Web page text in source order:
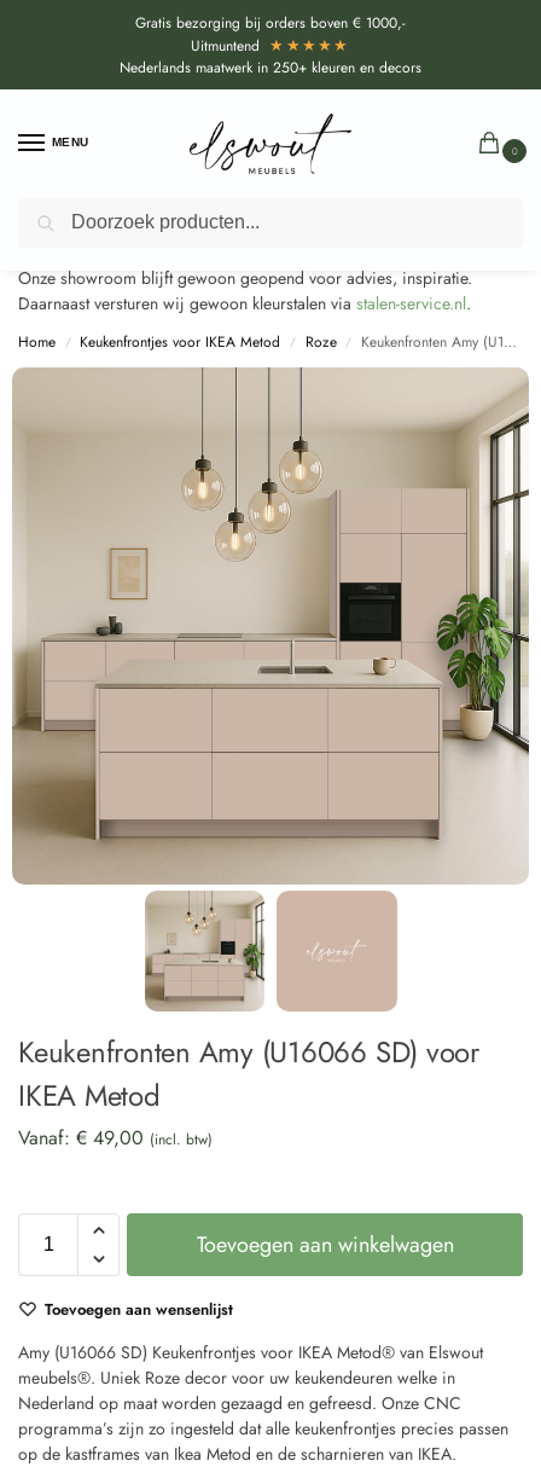
Gratis bezorging bij orders boven € 1000,-
Uitmuntend ★★★★★
Nederlands maatwerk in 250+ kleuren en decors
MENU
0
Door de bouwvakperiode geldt voor alle collecties momenteel een
EXTRA levertijd van circa 3-4 weken bovenop de reguliere levertijd.
Onze showroom blijft gewoon geopend voor advies, inspiratie.
Daarnaast versturen wij gewoon kleurstalen via stalen-service.nl.
Home / Keukenfrontjes voor IKEA Metod / Roze / Keukenfronten Amy (U16066 SD) voor IKEA Metod
Keukenfronten Amy (U16066 SD) voor
IKEA Metod
Vanaf: € 49,00 (incl. btw)
Toevoegen aan winkelwagen
Toevoegen aan wensenlijst
Amy (U16066 SD) Keukenfrontjes voor IKEA Metod® van Elswout
meubels®. Uniek Roze decor voor uw keukendeuren welke in
Nederland op maat worden gezaagd en gefreesd. Onze CNC
programma’s zijn zo ingesteld dat alle keukenfrontjes precies passen
op de kastframes van Ikea Metod en de scharnieren van IKEA.